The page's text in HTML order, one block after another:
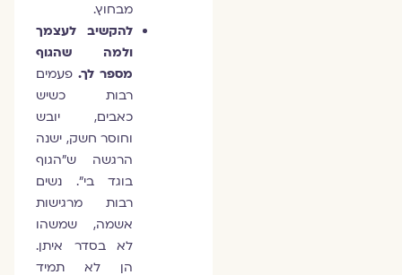
מבחוץ.
להקשיב לעצמך
ולמה שהגוף
מספר לך.פעמים
רבות כשיש
כאבים, יובש
וחוסר חשק, ישנה
הרגשה ש"הגוף
בוגד בי". נשים
רבות מרגישות
אשמה, שמשהו
לא בסדר איתן.
הן לא תמיד